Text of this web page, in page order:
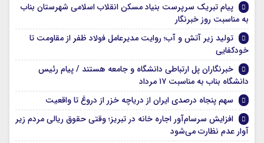
پیام تبریک سرپرست بنیاد مسکن انقلاب اسلامی شهرستان بناب
به مناسبت روز خبرنگار
تولید زیر آتش و آب؛ روایت مدیرعامل فولاد ظفر از مقاومت تا
خودکفایی
خبرنگاران پل ارتباطی دانشگاه و جامعه هستند / پیام رئیس
دانشگاه بناب به مناسبت ۱۷ مرداد
سهم پنجاه درصدی ایران از دریاچه خزر از دروغ تا واقعیت
افزایش سرسام‌آور اجاره خانه در تبریز؛ وقتی حقوق ریالی مردم زیر
آوار عدم نظارت می‌شود